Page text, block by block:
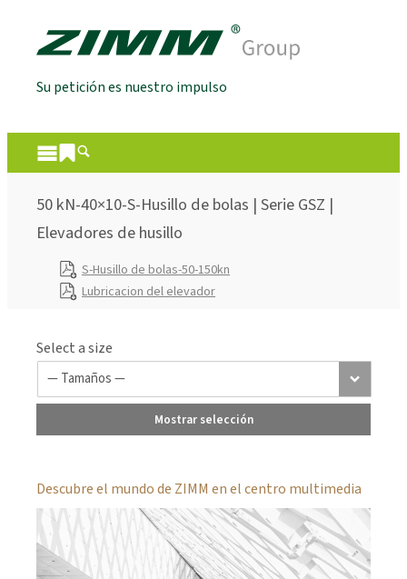
Su petición es nuestro impulso
50 kN-40×10-S-Husillo de bolas | Serie GSZ |
Elevadores de husillo
S-Husillo de bolas-50-150kn
Lubricacion del elevador
Select a size
Mostrar selección
Descubre el mundo de ZIMM en el centro multimedia